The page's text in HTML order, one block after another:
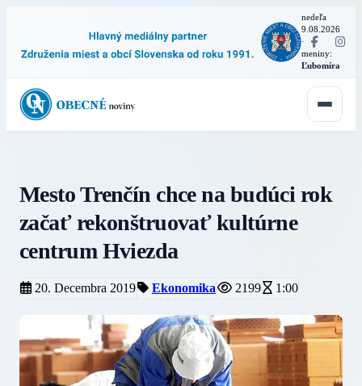
nedeľa
9.08.2026
·
meniny:
Ľubomíra
Mesto Trenčín chce na budúci rok
začať rekonštruovať kultúrne
centrum Hviezda
20. Decembra 2019 Ekonomika 2199 1:00